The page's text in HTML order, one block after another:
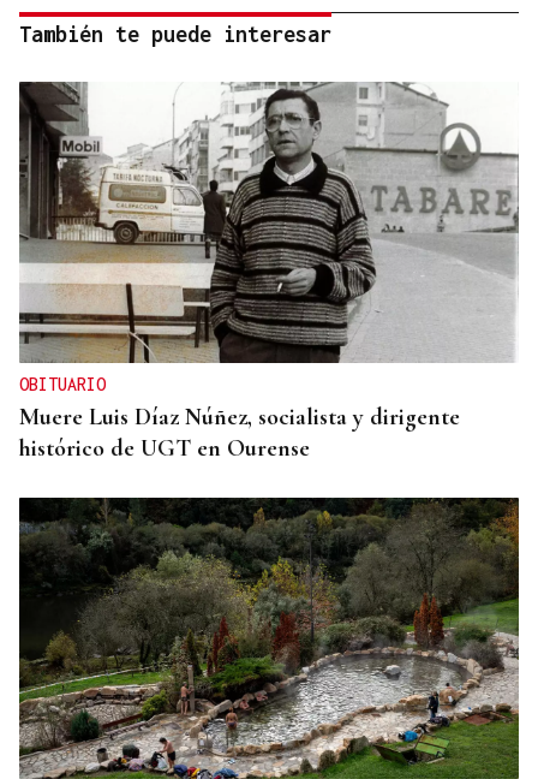
También te puede interesar
OBITUARIO
Muere Luis Díaz Núñez, socialista y dirigente
histórico de UGT en Ourense